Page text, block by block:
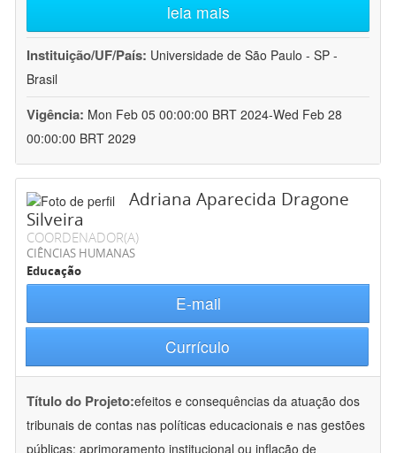
leia mais
Instituição/UF/País: Universidade de São Paulo - SP -
Brasil
Vigência: Mon Feb 05 00:00:00 BRT 2024-Wed Feb 28
00:00:00 BRT 2029
Adriana Aparecida Dragone
Silveira
COORDENADOR(A)
CIÊNCIAS HUMANAS
Educação
E-mail
Currículo
Título do Projeto:efeitos e consequências da atuação dos
tribunais de contas nas políticas educacionais e nas gestões
públicas: aprimoramento institucional ou inflação de